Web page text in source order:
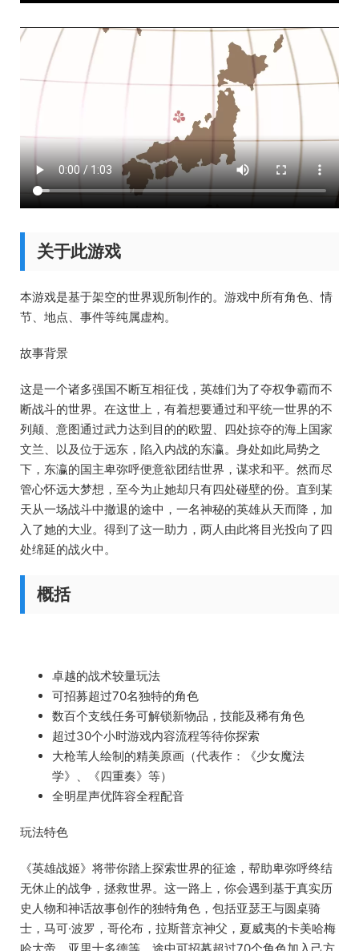
关于此游戏
本游戏是基于架空的世界观所制作的。游戏中所有角色、情
节、地点、事件等纯属虚构。
故事背景
这是一个诸多强国不断互相征伐，英雄们为了夺权争霸而不
断战斗的世界。在这世上，有着想要通过和平统一世界的不
列颠、意图通过武力达到目的的欧盟、四处掠夺的海上国家
文兰、以及位于远东，陷入内战的东瀛。身处如此局势之
下，东瀛的国主卑弥呼便意欲团结世界，谋求和平。然而尽
管心怀远大梦想，至今为止她却只有四处碰壁的份。直到某
天从一场战斗中撤退的途中，一名神秘的英雄从天而降，加
入了她的大业。得到了这一助力，两人由此将目光投向了四
处绵延的战火中。
概括
卓越的战术较量玩法
可招募超过70名独特的角色
数百个支线任务可解锁新物品，技能及稀有角色
超过30个小时游戏内容流程等待你探索
大枪苇人绘制的精美原画（代表作：《少女魔法
学》、《四重奏》等）
全明星声优阵容全程配音
玩法特色
《英雄战姬》将带你踏上探索世界的征途，帮助卑弥呼终结
无休止的战争，拯救世界。这一路上，你会遇到基于真实历
史人物和神话故事创作的独特角色，包括亚瑟王与圆桌骑
士，马可·波罗，哥伦布，拉斯普京神父，夏威夷的卡美哈梅
哈大帝，亚里士多德等。途中可招募超过70个角色加入己方